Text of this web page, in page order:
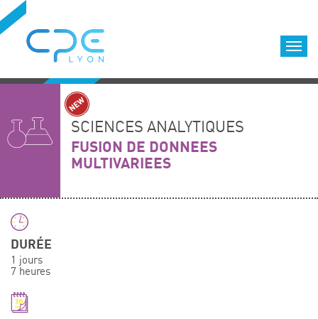
Accueil
Formations qualifiantes
Formations diplômantes
Infos pratiques
SCIENCES ANALYTIQUES
FUSION DE DONNEES
MULTIVARIEES
DURÉE
1 jours
7 heures
Cookies management panel